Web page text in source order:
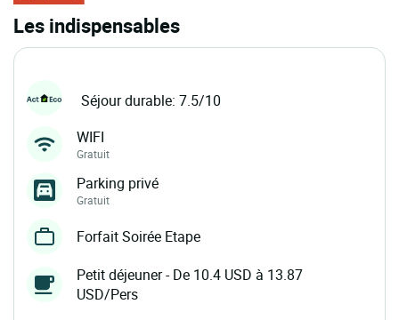
Les indispensables
Séjour durable: 7.5/10
WIFI
Gratuit
Parking privé
Gratuit
Forfait Soirée Etape
Petit déjeuner - De 10.4 USD à 13.87
USD/Pers